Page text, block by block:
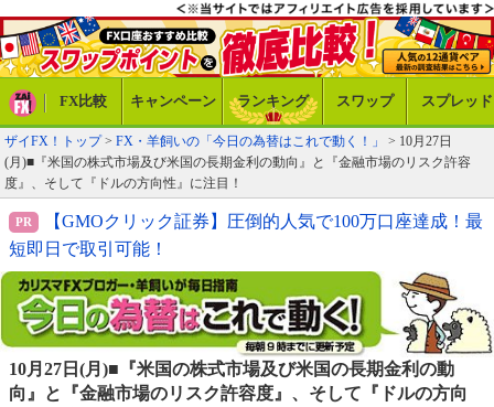
FX比較 キャンペーン ランキング スワップ スプレッド
ザイFX！トップ> FX・羊飼いの「今日の為替はこれで動く！」
> 10月27日
(月)■『米国の株式市場及び米国の長期金利の動向』と『金融市場のリスク許容
度』、そして『ドルの方向性』に注目！
【GMOクリック証券】圧倒的人気で100万口座達成！最
短即日で取引可能！
10月27日(月)■『米国の株式市場及び米国の長期金利の動
向』と『金融市場のリスク許容度』、そして『ドルの方向